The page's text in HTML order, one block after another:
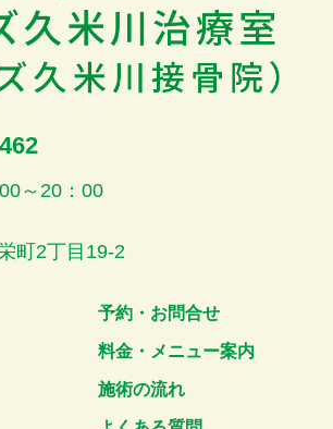
～20：00
町2丁目19-2
予約・お問合せ
料金・メニュー案内
施術の流れ